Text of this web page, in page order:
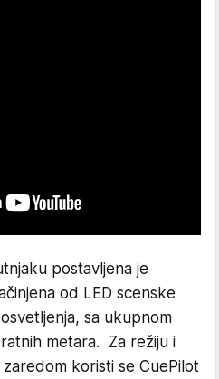
postavljena je
od LED scenske
sa ukupnom
metara. Za režiju i
koristi se CuePilot